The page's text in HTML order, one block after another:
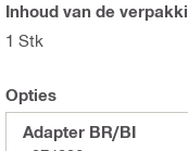
Inhoud van de
1 Stk
Opties
Adapter BR/BI